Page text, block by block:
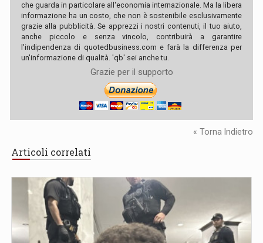
che guarda in particolare all'economia internazionale. Ma la libera
informazione ha un costo, che non è sostenibile esclusivamente
grazie alla pubblicità. Se apprezzi i nostri contenuti, il tuo aiuto,
anche piccolo e senza vincolo, contribuirà a garantire
l'indipendenza di quotedbusiness.com e farà la differenza per
un'informazione di qualità. 'qb' sei anche tu.
Grazie per il supporto
« Torna Indietro
Articoli correlati